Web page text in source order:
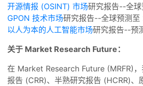
开源情报 (OSINT) 市场研究报告--全
GPON 技术市场研究报告--全球预测
以人为本的人工智能市场研究报告--预
关于 Market Research Future：
在 Market Research Future (MRFR)
报告 (CRR)、半熟研究报告 (HCRR)、